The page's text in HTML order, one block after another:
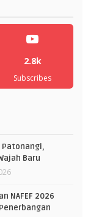
2.8k
Subscribes
Patonangi,
Baru
NAFEF 2026